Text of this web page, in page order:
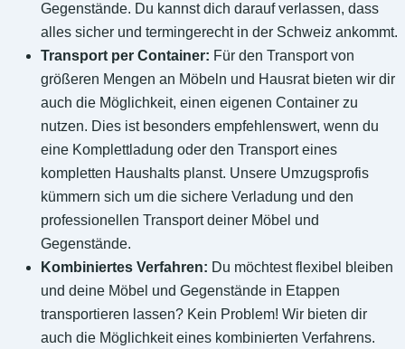
Gegenstände. Du kannst dich darauf verlassen, dass
alles sicher und termingerecht in der Schweiz ankommt.
Transport per Container: Für den Transport von
größeren Mengen an Möbeln und Hausrat bieten wir dir
auch die Möglichkeit, einen eigenen Container zu
nutzen. Dies ist besonders empfehlenswert, wenn du
eine Komplettladung oder den Transport eines
kompletten Haushalts planst. Unsere Umzugsprofis
kümmern sich um die sichere Verladung und den
professionellen Transport deiner Möbel und
Gegenstände.
Kombiniertes Verfahren: Du möchtest flexibel bleiben
und deine Möbel und Gegenstände in Etappen
transportieren lassen? Kein Problem! Wir bieten dir
auch die Möglichkeit eines kombinierten Verfahrens.